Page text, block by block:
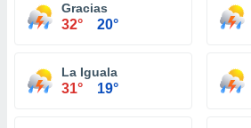
Gracias
32° 20°
La Iguala
31° 19°